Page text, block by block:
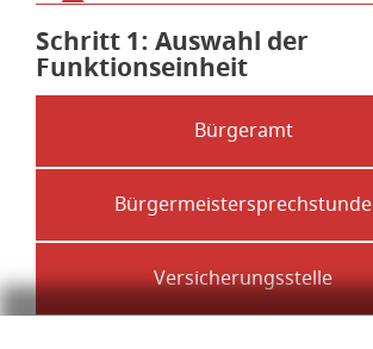
Schritt 1von 6
: Auswahl der
Funktionseinheit
Bürgeramt
Bürgermeistersprechstunde
Versicherungsstelle